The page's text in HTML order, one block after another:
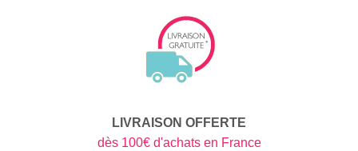
LIVRAISON OFFERTE
dès 100€ d'achats en France